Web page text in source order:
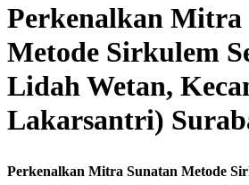
Perkenalkan Mitra
Metode Sirkulem
Lidah Wetan,
Lakarsantri)
Perkenalkan Mitra Sunatan Metode